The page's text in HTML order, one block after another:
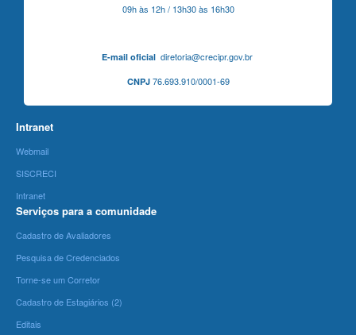
09h às 12h / 13h30 às 16h30
E-mail oficialdiretoria@crecipr.gov.br
CNPJ76.693.910/0001-69
Intranet
Webmail
SISCRECI
Intranet
Serviços para a comunidade
Cadastro de Avaliadores
Pesquisa de Credenciados
Torne-se um Corretor
Cadastro de Estagiários (2)
Editais